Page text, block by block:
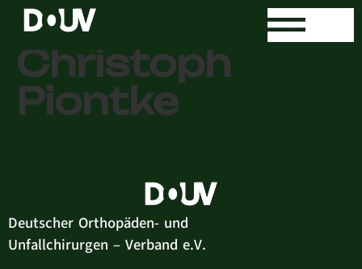
Dr. med.
Christoph
Piontke
Deutscher Orthopäden- und
Unfallchirurgen – Verband e.V.